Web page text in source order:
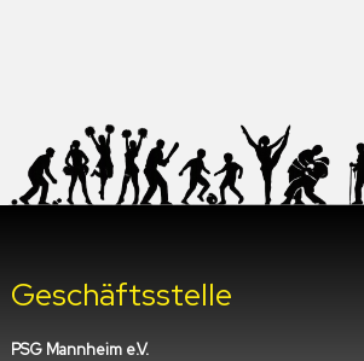
Geschäftsstelle
PSG Mannheim e.V.